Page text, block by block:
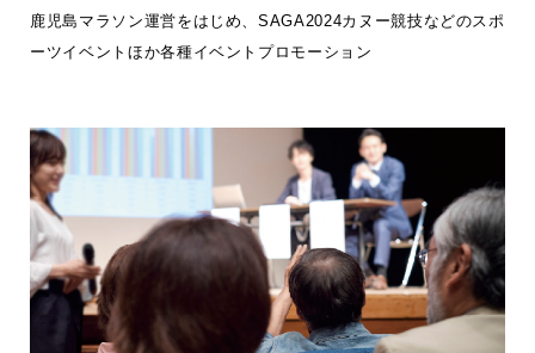
鹿児島マラソン運営をはじめ、SAGA2024カヌー競技などのスポ
ーツイベントほか各種イベントプロモーション